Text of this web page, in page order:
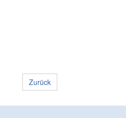
Zurück